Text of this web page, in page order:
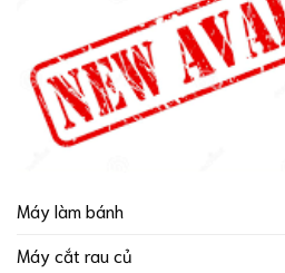
Máy làm bánh
Máy cắt rau củ